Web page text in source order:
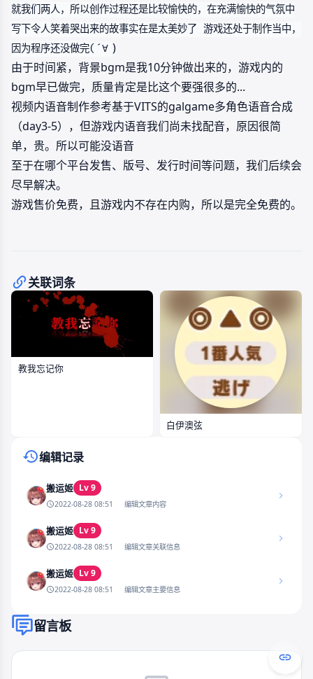
就我们两人，所以创作过程还是比较愉快的，在充满愉快的气氛中
写下令人笑着哭出来的故事实在是太美妙了 游戏还处于制作当中，
因为程序还没做完(´∀ )
由于时间紧，背景bgm是我10分钟做出来的，游戏内的
bgm早已做完，质量肯定是比这个要强很多的...
视频内语音制作参考基于VITS的galgame多角色语音合成
（day3-5），但游戏内语音我们尚未找配音，原因很简
单，贵。所以可能没语音
至于在哪个平台发售、版号、发行时间等问题，我们后续会
尽早解决。
游戏售价免费，且游戏内不存在内购，所以是完全免费的。
关联词条
教我忘记你
白伊澳弦
编辑记录
搬运姬 Lv 9
2022-08-28 08:51 编辑文章内容
搬运姬 Lv 9
2022-08-28 08:51 编辑文章关联信息
搬运姬 Lv 9
2022-08-28 08:51 编辑文章主要信息
留言板